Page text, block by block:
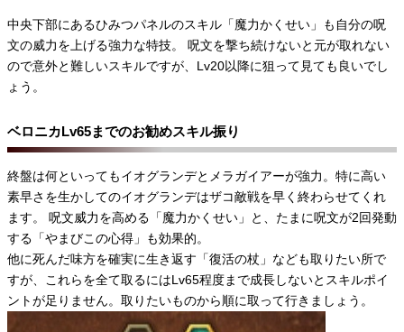
中央下部にあるひみつパネルのスキル「魔力かくせい」も自分の呪
文の威力を上げる強力な特技。 呪文を撃ち続けないと元が取れない
ので意外と難しいスキルですが、Lv20以降に狙って見ても良いでし
ょう。
ベロニカLv65までのお勧めスキル振り
終盤は何といってもイオグランデとメラガイアーが強力。特に高い
素早さを生かしてのイオグランデはザコ敵戦を早く終わらせてくれ
ます。 呪文威力を高める「魔力かくせい」と、たまに呪文が2回発動
する「やまびこの心得」も効果的。
他に死んだ味方を確実に生き返す「復活の杖」なども取りたい所で
すが、これらを全て取るにはLv65程度まで成長しないとスキルポイ
ントが足りません。取りたいものから順に取って行きましょう。